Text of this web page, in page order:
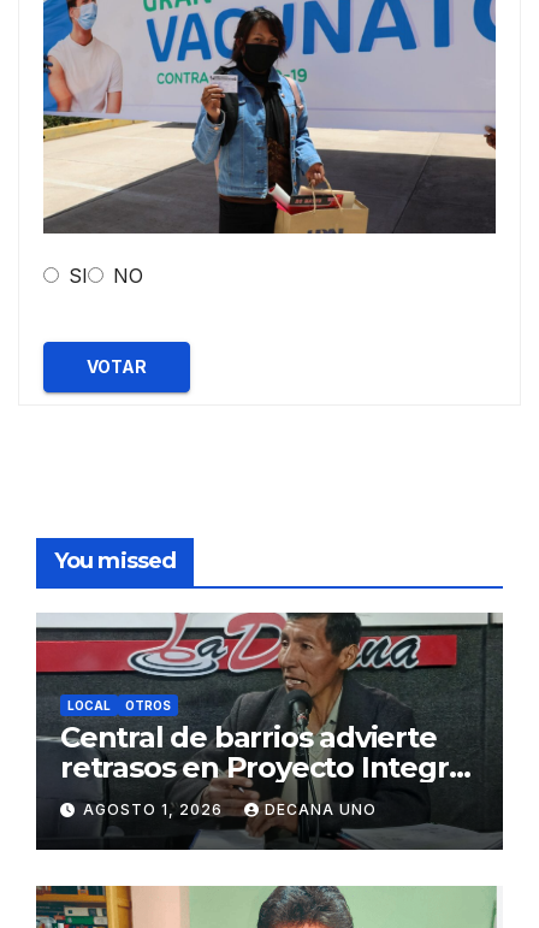
SI NO
VOTAR
You missed
LOCAL OTROS
Central de barrios advierte
retrasos en Proyecto Integral
de Agua y Alcantarillado para
Juliaca
AGOSTO 1, 2026 DECANA UNO